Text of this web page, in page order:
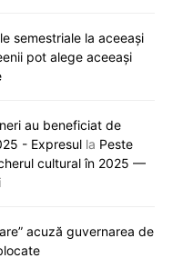
semestriale la aceeași
pot alege aceeași
au beneficiat de
- Expresul la Peste
cultural în 2025 —
acuză guvernarea de